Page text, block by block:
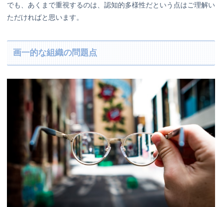
でも、あくまで重視するのは、認知的多様性だという点はご理解い
ただければと思います。
画一的な組織の問題点